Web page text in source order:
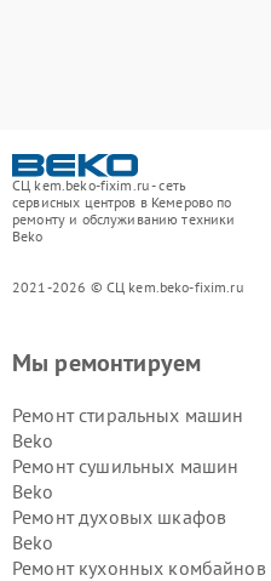
СЦ kem.beko-fixim.ru - сеть
сервисных центров в Кемерово по
ремонту и обслуживанию техники
Beko
2021-2026 © СЦ kem.beko-fixim.ru
Мы ремонтируем
Ремонт стиральных машин
Beko
Ремонт сушильных машин
Beko
Ремонт духовых шкафов
Beko
Ремонт кухонных комбайнов